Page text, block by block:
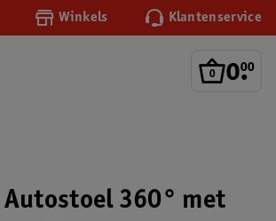
Winkels Klantenservice
0.
00
360° met